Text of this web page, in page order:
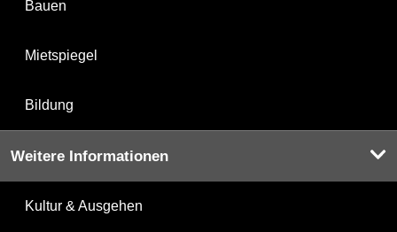
Bauen
Mietspiegel
Bildung
Weitere Informationen
Kultur & Ausgehen